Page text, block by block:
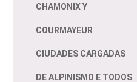
CHAMONIX Y
COURMAYEUR
CIUDADES CARGADAS
DE ALPINISMO E TODOS